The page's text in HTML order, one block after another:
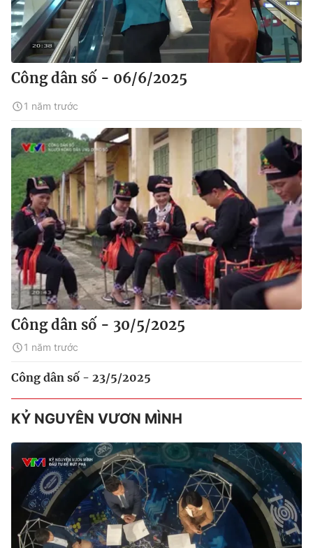
Công dân số - 06/6/2025
1 năm trước
Công dân số - 30/5/2025
1 năm trước
Công dân số - 23/5/2025
KỶ NGUYÊN VƯƠN MÌNH